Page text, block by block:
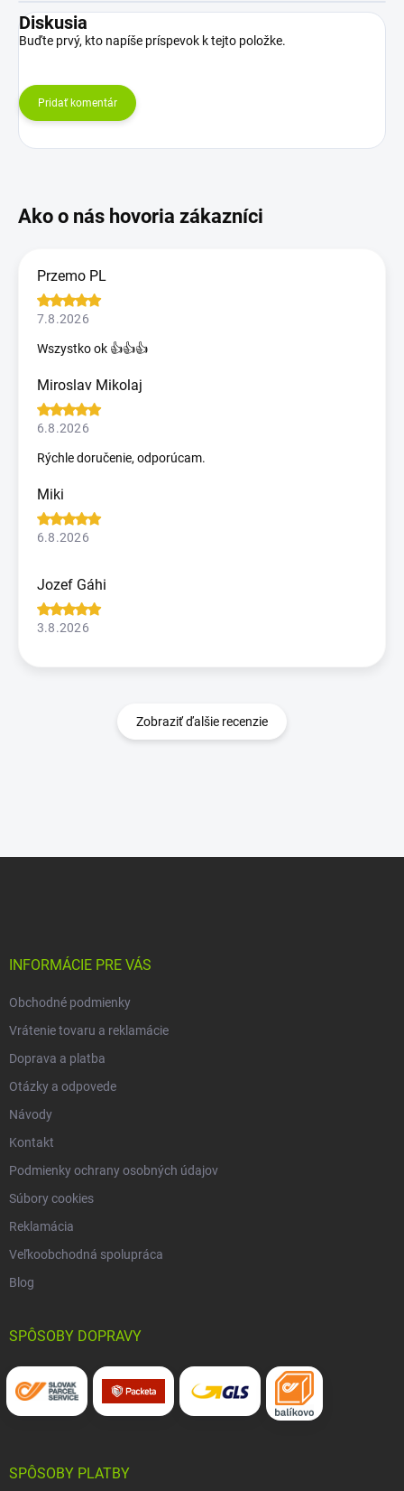
Diskusia
Buďte prvý, kto napíše príspevok k tejto položke.
Pridať komentár
Przemo PL
7.8.2026
Wszystko ok 👍👍👍
Miroslav Mikolaj
6.8.2026
Rýchle doručenie, odporúcam.
Miki
6.8.2026
Jozef Gáhi
3.8.2026
Zobraziť ďalšie recenzie
INFORMÁCIE PRE VÁS
Obchodné podmienky
Vrátenie tovaru a reklamácie
Doprava a platba
Otázky a odpovede
Návody
Kontakt
Podmienky ochrany osobných údajov
Súbory cookies
Reklamácia
Veľkoobchodná spolupráca
Blog
SPÔSOBY DOPRAVY
SPÔSOBY PLATBY